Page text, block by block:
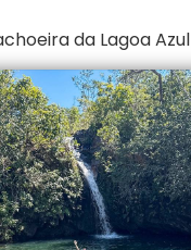
da Lagoa Azul